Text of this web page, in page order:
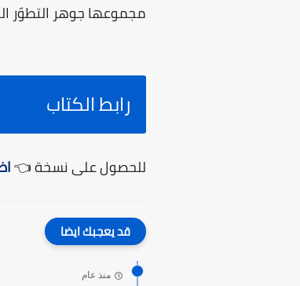
مجموعها جوهر التطوّر
رابط الكتاب
للحصول على نسخة 👈
قد يعجبك ايضا
منذ عام